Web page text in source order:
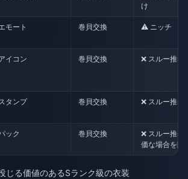
け
モート 巻貝交換 ⚠️ ニッチ
イコン 巻貝交換 ❌ スルー推奨
スタンプ 巻貝交換 ❌ スルー推奨
ック 巻貝交換
❌ スルー推奨
価な場合を除
じる価値のあるSランク級の衣装